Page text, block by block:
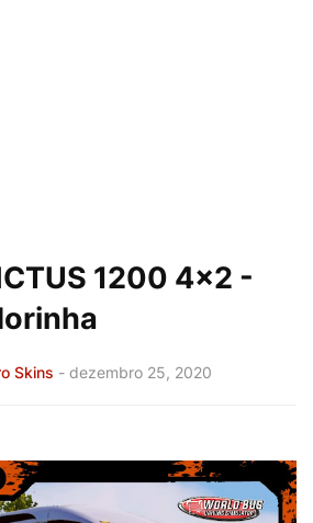
1200 4x2 -
Skins - dezembro 25, 2020